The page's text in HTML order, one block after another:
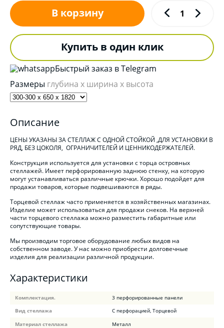
В корзину
Купить в один клик
Быстрый заказ в Telegram
Размеры глубина x ширина x высота
Описание
ЦЕНЫ УКАЗАНЫ ЗА СТЕЛЛАЖ С ОДНОЙ СТОЙКОЙ ,ДЛЯ УСТАНОВКИ В
РЯД, БЕЗ ЦОКОЛЯ, ОГРАНИЧИТЕЛЕЙ И ЦЕННИКОДЕРЖАТЕЛЕЙ.
Конструкция используется для установки с торца островных
стеллажей. Имеет перфорированную заднюю стенку, на которую
могут устанавливаться различные крючки. Хорошо подойдет для
продажи товаров, которые подвешиваются в ряды.
Торцевой стеллаж часто применяется в хозяйственных магазинах.
Изделие может использоваться для продажи снеков. На верхней
части торцевого стеллажа можно разместить габаритные или
сопутствующие товары.
Мы производим торговое оборудование любых видов на
собственном заводе. У нас можно приобрести долговечные
изделия для реализации различной продукции.
Характеристики
Комплектация.
3 перфорированные панели
Вид стеллажа
С перфорацией, Торцевой
Материал стеллажа
Металл